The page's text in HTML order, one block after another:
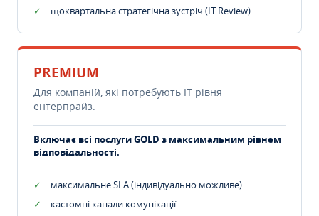
щоквартальна стратегічна зустріч (IT Review)
PREMIUM
Для компаній, які потребують ІТ рівня
ентерпрайз.
Включає всі послуги GOLD з максимальним рівнем
відповідальності.
максимальне SLA (індивідуально можливе)
кастомні канали комунікації